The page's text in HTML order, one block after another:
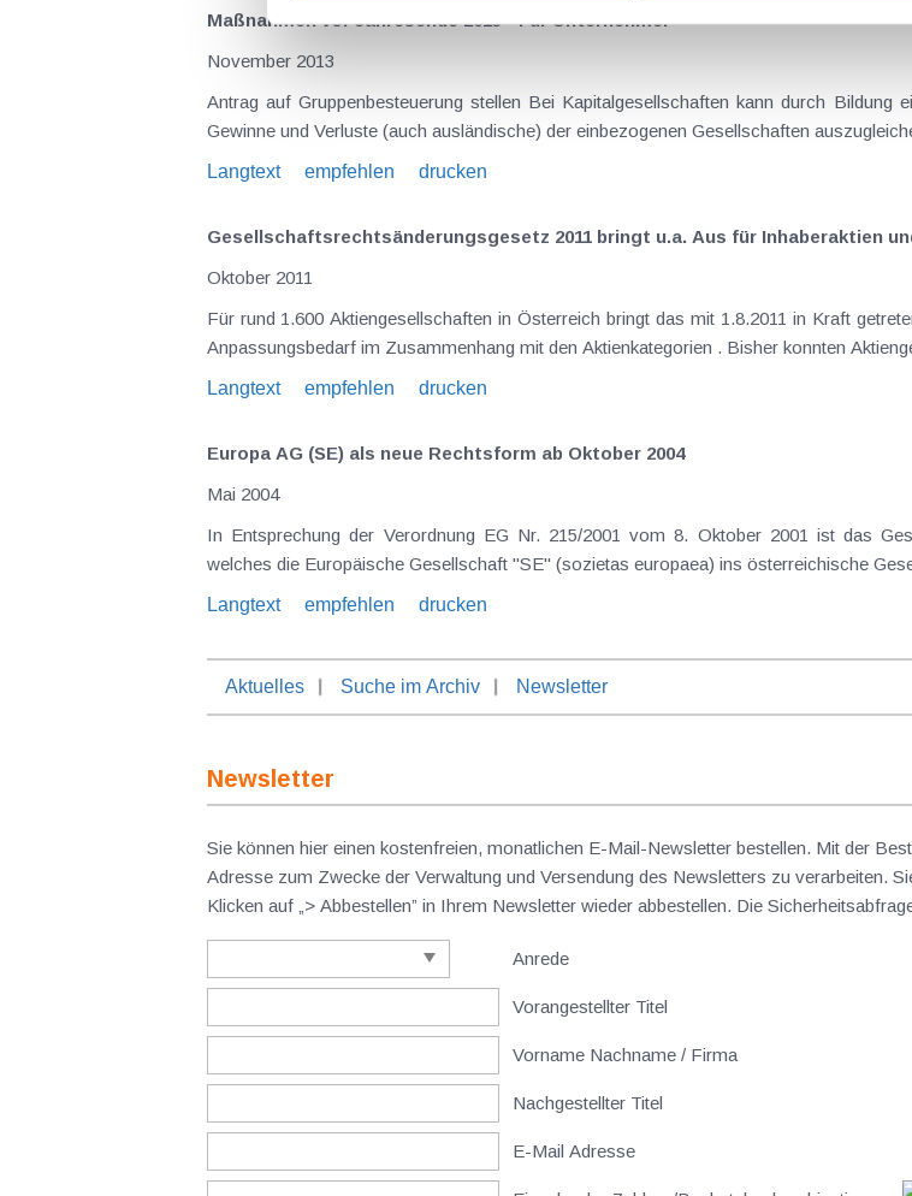
Maßnahmen vor Jahresende 2013 - Für Unternehmer
November 2013
Antrag auf Gruppenbesteuerung stellen Bei Kapitalgesellschaften kann durch Bildung einer Unternehmensgruppe die Möglichkeit geschaffen werden,
Langtext
empfehlen drucken
Gesellschaftsrechtsänderungsgesetz 2011 bringt u.a. Aus für Inhaberaktien
Oktober 2011
Für rund 1.600 Aktiengesellschaften in Österreich bringt das mit 1.8.2011 in Kraft getretene Gesellschaftsrechtsänderungsgesetz (GesRÄG 2011) einen
Anpassungsbedarf im Zusammenhang mit den Aktienkategorien .
Langtext
empfehlen drucken
Europa AG (SE) als neue Rechtsform ab Oktober 2004
Mai 2004
In Entsprechung der Verordnung EG Nr. 215/2001 vom 8. Oktober 2001 ist das
welches die Europäische Gesellschaft "SE" (sozietas europaea)
Langtext
empfehlen drucken
Aktuelles Suche im Archiv Newsletter
Newsletter
Sie können hier einen kostenfreien, monatlichen E-Mail-Newsletter bestellen. Mit der
Adresse zum Zwecke der Verwaltung und Versendung des Newsletters zu verarbeiten.
Klicken auf „> Abbestellen” in Ihrem Newsletter wieder abbestellen. Die
Anrede
Vorangestellter Titel
Vorname Nachname / Firma
Nachgestellter Titel
E-Mail Adresse